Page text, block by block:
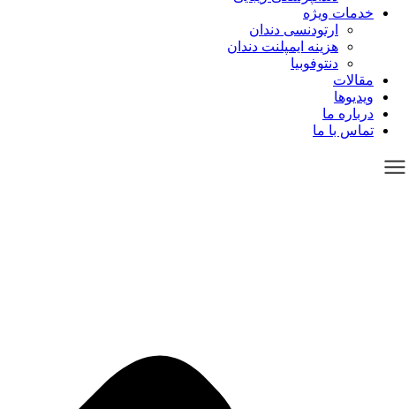
خدمات ویژه
ارتودنسی دندان
هزینه ایمپلنت دندان
دنتوفوبیا
مقالات
ویدیوها
درباره ما
تماس با ما